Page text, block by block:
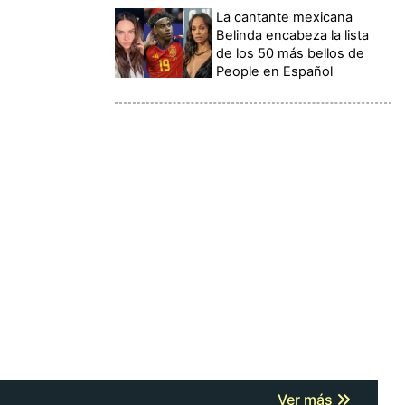
La cantante mexicana
Belinda encabeza la lista
de los 50 más bellos de
People en Español
Ver más